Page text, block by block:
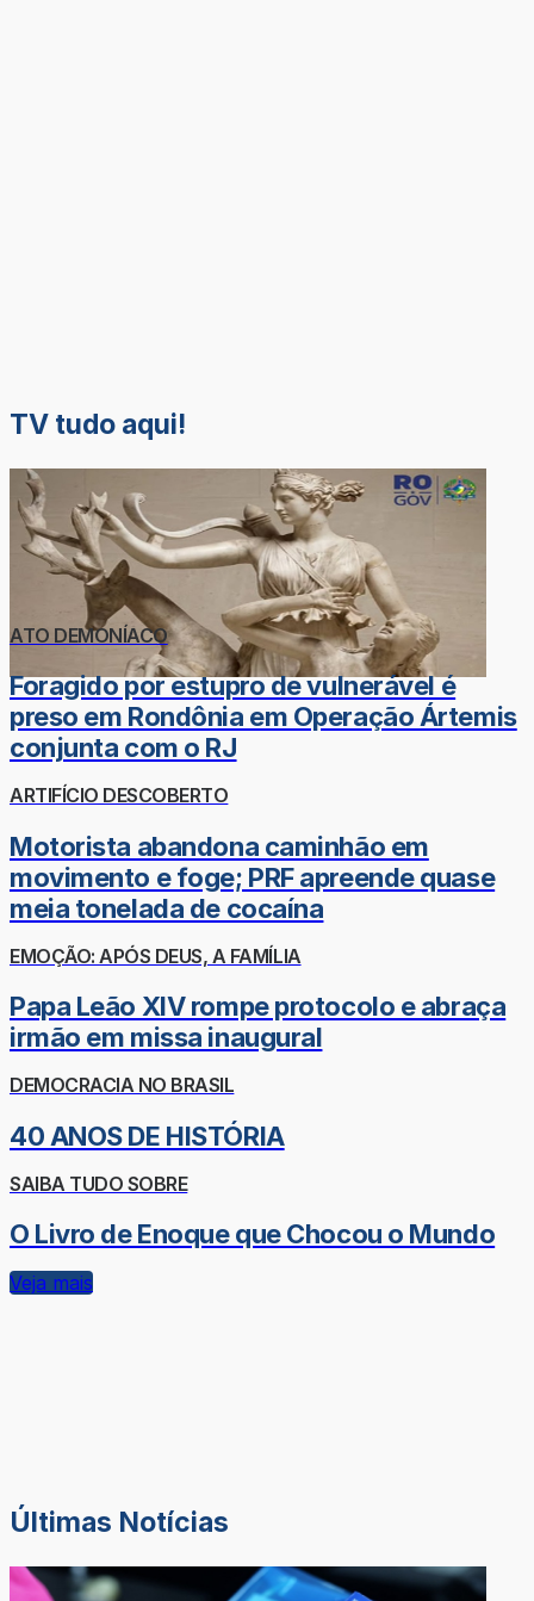
TV tudo aqui!
ATO DEMONÍACO
Foragido por estupro de vulnerável é
preso em Rondônia em Operação Ártemis
conjunta com o RJ
ARTIFÍCIO DESCOBERTO
Motorista abandona caminhão em
movimento e foge; PRF apreende quase
meia tonelada de cocaína
EMOÇÃO: APÓS DEUS, A FAMÍLIA
Papa Leão XIV rompe protocolo e abraça
irmão em missa inaugural
DEMOCRACIA NO BRASIL
40 ANOS DE HISTÓRIA
SAIBA TUDO SOBRE
O Livro de Enoque que Chocou o Mundo
Veja mais
Últimas Notícias